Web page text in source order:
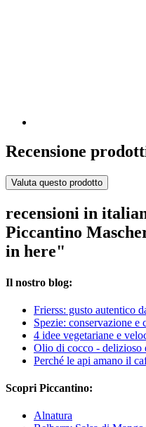
Recensione
Valuta questo prodotto
recensioni in
Piccantino
in here"
Il nostro blog:
Frierss: gusto autentico
Spezie: conservazione e
4 idee vegetariane e
Olio di cocco - delizioso
Perché le api amano il
Scopri Piccantino:
Alnatura